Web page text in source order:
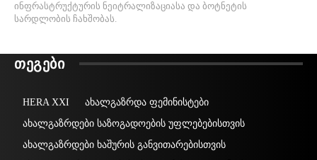
ინფრასტრუქტურის ნეიტრალიზაციასა და ბოტნეტის
სარდლობის ჩახშობას.
ᲗᲔᲒᲔᲑᲘ
HERA XXI
ახალგაზრდა ფემინისტები
ახალგაზრდები საზოგადოების უფლებებისთვის
ახალგაზრდები ხაშურის განვითარებისთვის